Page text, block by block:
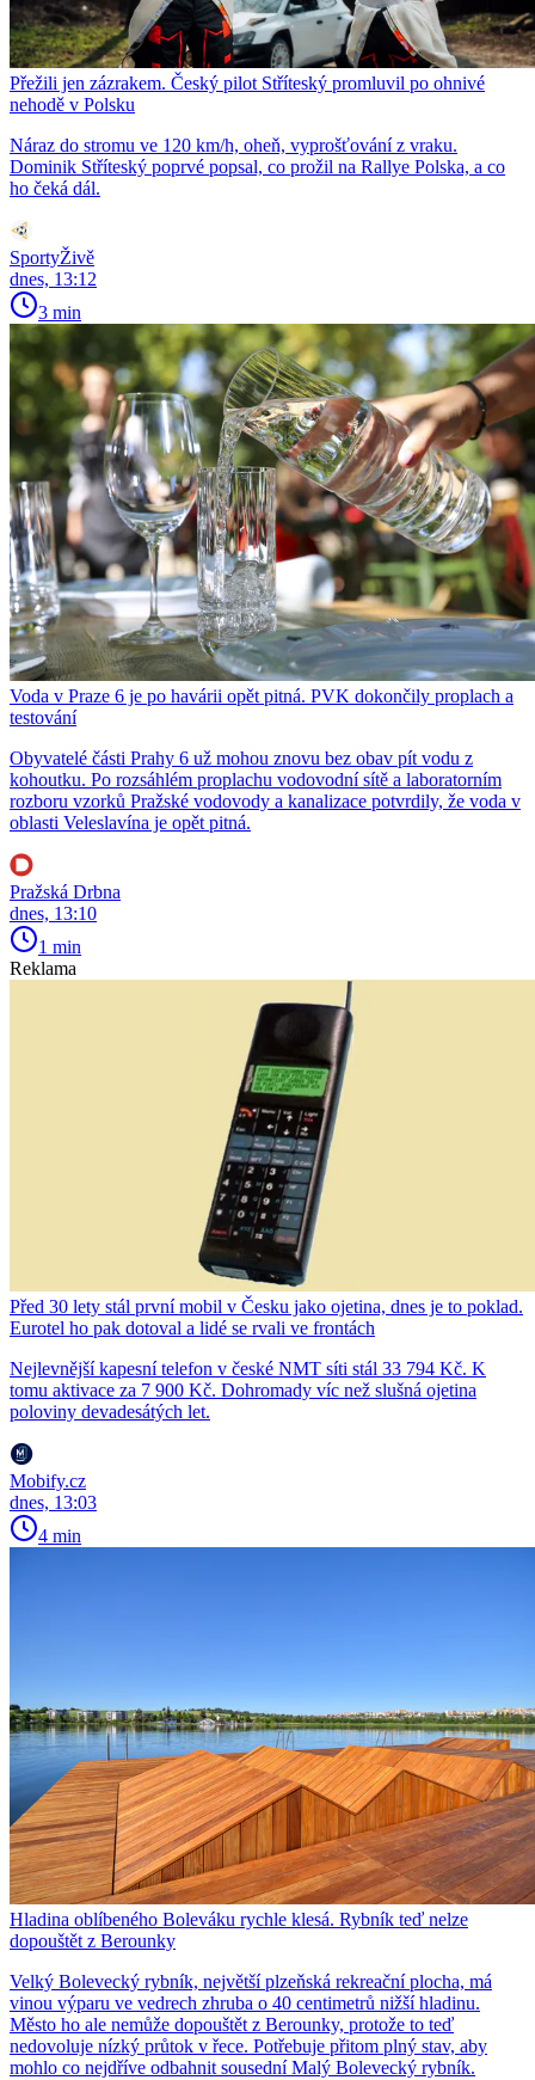
Přežili jen zázrakem. Český pilot Stříteský promluvil po ohnivé
nehodě v Polsku
Náraz do stromu ve 120 km/h, oheň, vyprošťování z vraku.
Dominik Stříteský poprvé popsal, co prožil na Rallye Polska, a co
ho čeká dál.
SportyŽivě
dnes, 13:12
3 min
Voda v Praze 6 je po havárii opět pitná. PVK dokončily proplach a
testování
Obyvatelé části Prahy 6 už mohou znovu bez obav pít vodu z
kohoutku. Po rozsáhlém proplachu vodovodní sítě a laboratorním
rozboru vzorků Pražské vodovody a kanalizace potvrdily, že voda v
oblasti Veleslavína je opět pitná.
Pražská Drbna
dnes, 13:10
1 min
Reklama
Před 30 lety stál první mobil v Česku jako ojetina, dnes je to poklad.
Eurotel ho pak dotoval a lidé se rvali ve frontách
Nejlevnější kapesní telefon v české NMT síti stál 33 794 Kč. K
tomu aktivace za 7 900 Kč. Dohromady víc než slušná ojetina
poloviny devadesátých let.
Mobify.cz
dnes, 13:03
4 min
Hladina oblíbeného Boleváku rychle klesá. Rybník teď nelze
dopouštět z Berounky
Velký Bolevecký rybník, největší plzeňská rekreační plocha, má
vinou výparu ve vedrech zhruba o 40 centimetrů nižší hladinu.
Město ho ale nemůže dopouštět z Berounky, protože to teď
nedovoluje nízký průtok v řece. Potřebuje přitom plný stav, aby
mohlo co nejdříve odbahnit sousední Malý Bolevecký rybník.